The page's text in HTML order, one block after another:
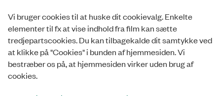
Privatlivspolitik
Whistleblowerordning
Tilgængelighedserklæring
Vi bruger cookies til at huske dit cookievalg. Enkelte
elementer til fx at vise indhold fra film kan sætte
tredjepartscookies. Du kan tilbagekalde dit samtykke ved
at klikke på "Cookies" i bunden af hjemmesiden. Vi
bestræber os på, at hjemmesiden virker uden brug af
cookies.